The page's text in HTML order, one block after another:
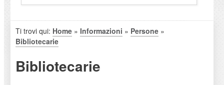
Ti trovi qui: Home» Informazioni » Persone»
Bibliotecarie
Bibliotecarie